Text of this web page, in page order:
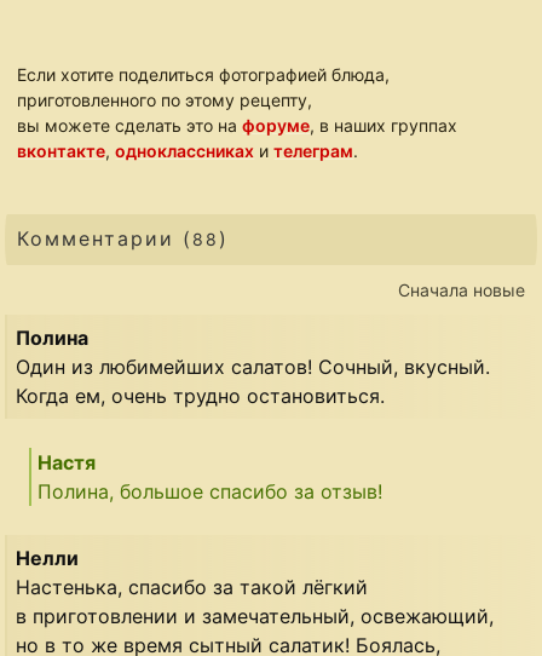
Если хотите поделиться фотографией блюда,
приготовленного по этому рецепту,
вы можете сделать это нафоруме, в наших группах
вконтакте,одноклассниках ителеграм.
Комментарии ( 88 )
Сначала новые
Полина
Один из любимейших салатов! Сочный, вкусный.
Когда ем, очень трудно остановиться.
Настя
Полина, большое спасибо за отзыв!
Нелли
Настенька, спасибо за такой лёгкий
в приготовлении и замечательный, освежающий,
но в то же время сытный салатик! Боялась,